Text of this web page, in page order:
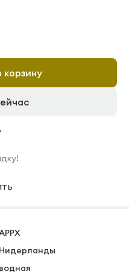
Нидерланды
водная
корзину